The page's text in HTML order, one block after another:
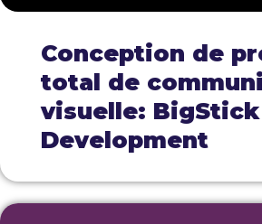
Conception de
total de
visuelle: BigStick
Development